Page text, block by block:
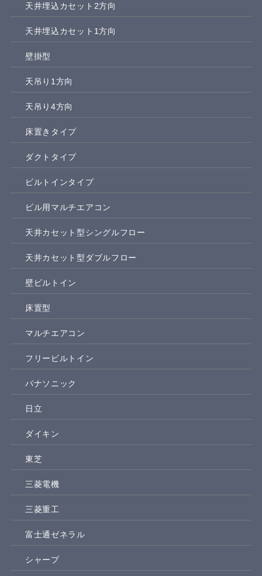
天井埋込カセット2方向
天井埋込カセット1方向
壁掛型
天吊り1方向
天吊り4方向
床置きタイプ
ダクトタイプ
ビルトインタイプ
ビル用マルチエアコン
天井カセット型シングルフロー
天井カセット型ダブルフロー
壁ビルトイン
床置型
マルチエアコン
フリービルトイン
パナソニック
日立
ダイキン
東芝
三菱電機
三菱重工
富士通ゼネラル
シャープ